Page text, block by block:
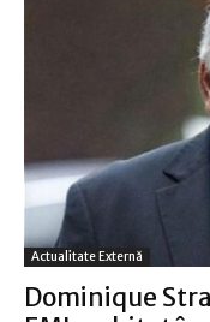
Actualitate Externă
Dominique